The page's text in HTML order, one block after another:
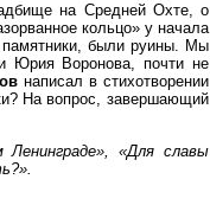
на Средней Охте, о
кольцо» у начала
памятники, были руины. Мы
Юрия Воронова, почти не
написал в стихотворении
На вопрос, завершающий
Ленинграде», «Для славы